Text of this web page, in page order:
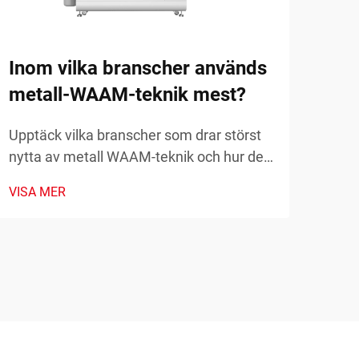
Inom vilka branscher används
metall-WAAM-teknik mest?
Upptäck vilka branscher som drar störst
nytta av metall WAAM-teknik och hur den
verkliga tillämpningar och fördelar. Läs
VISA MER